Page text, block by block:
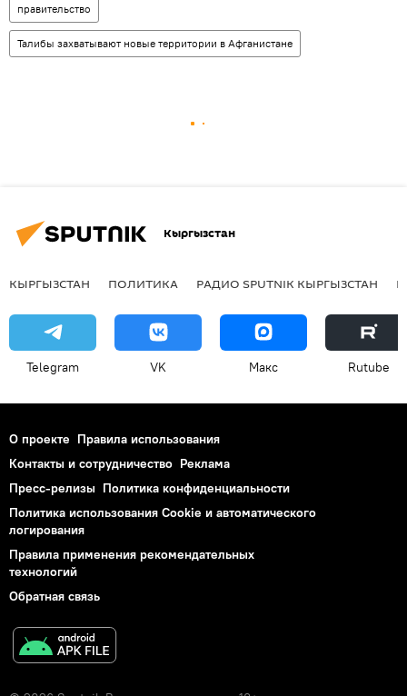
правительство
Талибы захватывают новые территории в Афганистане
Кыргызстан
КЫРГЫЗСТАН ПОЛИТИКА РАДИО SPUTNIK КЫРГЫЗСТАН
Telegram VK Макс Rutube
О проекте Правила использования
Контакты и сотрудничество Реклама
Пресс-релизы Политика конфиденциальности
Политика использования Cookie и автоматического
логирования
Правила применения рекомендательных
технологий
Обратная связь